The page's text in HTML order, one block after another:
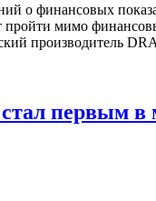
о финансовых
мимо
производитель
первым в